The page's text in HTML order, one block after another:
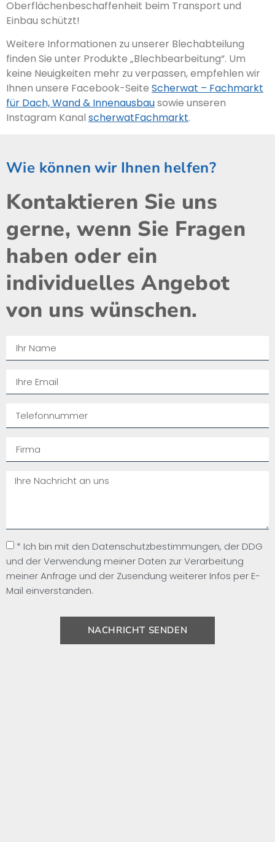
Oberflächenbeschaffenheit beim Transport und
Einbau schützt!
Weitere Informationen zu unserer Blechabteilung
finden Sie unter Produkte „Blechbearbeitung“. Um
keine Neuigkeiten mehr zu verpassen, empfehlen wir
Ihnen unsere Facebook-Seite Scherwat – Fachmarkt
für Dach, Wand & Innenausbausowie unseren
Instagram Kanal scherwatFachmarkt.
Wie können wir Ihnen helfen?
Kontaktieren Sie uns
gerne, wenn Sie Fragen
haben oder ein
individuelles Angebot
von uns wünschen.​
* Ich bin mit den Datenschutzbestimmungen, der DDG
und der Verwendung meiner Daten zur Verarbeitung
meiner Anfrage und der Zusendung weiterer Infos per E-
Mail einverstanden.
NACHRICHT SENDEN